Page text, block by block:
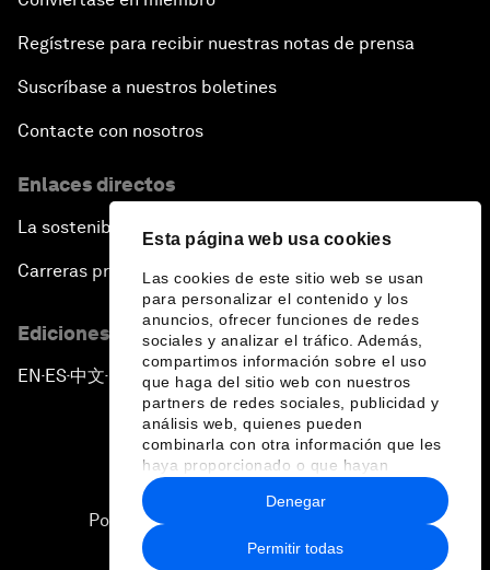
Esta página web usa cookies
Las cookies de este sitio web se usan
para personalizar el contenido y los
anuncios, ofrecer funciones de redes
sociales y analizar el tráfico. Además,
compartimos información sobre el uso
que haga del sitio web con nuestros
partners de redes sociales, publicidad y
análisis web, quienes pueden
combinarla con otra información que les
haya proporcionado o que hayan
recopilado a partir del uso que haya
hecho de sus servicios.
Permitir todas
Denegar
Regístrese para recibir nuestras notas de prensa
Suscríbase a nuestros boletines
Contacte con nosotros
Enlaces directos
La sostenibilidad en el Foro
Carreras profesionales
Ediciones en otros idiomas
EN ▪ ES▪中文▪ 日本語
Política de privacidad y normas de uso